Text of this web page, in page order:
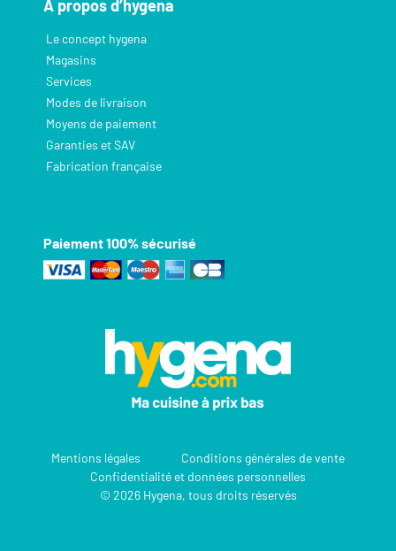
A propos d’hygena
Le concept hygena
Magasins
Services
Modes de livraison
Moyens de paiement
Garanties et SAV
Fabrication française
Paiement 100% sécurisé
Mentions légales
Conditions générales de vente
Confidentialité et données personnelles
© 2026 Hygena, tous droits réservés